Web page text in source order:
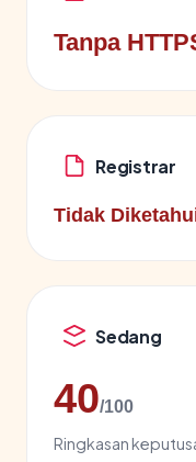
Tanpa
Registrar
Tidak
Sedang
40/100
Ringkasan